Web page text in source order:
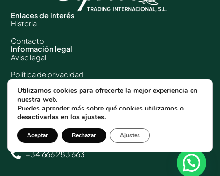
Enlaces de interés
Historia
Contacto
Información legal
Aviso legal
Política de privacidad
Política de cookies
Datos de contacto
C/ Amado Granell Mesado nº 75 Despacho
josemanuel@coprovetrading.com
+34 666 283 663
Utilizamos cookies para ofrecerte la mejor experiencia en
nuestra web.
Puedes aprender más sobre qué cookies utilizamos o
desactivarlas en los ajustes.
Aceptar Rechazar Ajustes